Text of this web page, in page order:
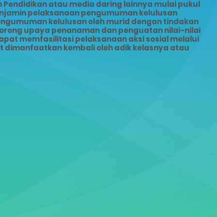
atau media daring lainnya mulai pukul
pelaksanaan pengumuman kelulusan
kelulusan oleh murid dengan tindakan
upaya penanaman dan penguatan nilai-nilai
memfasilitasi pelaksanaan aksi sosial melalui
kembali oleh adik kelasnya atau